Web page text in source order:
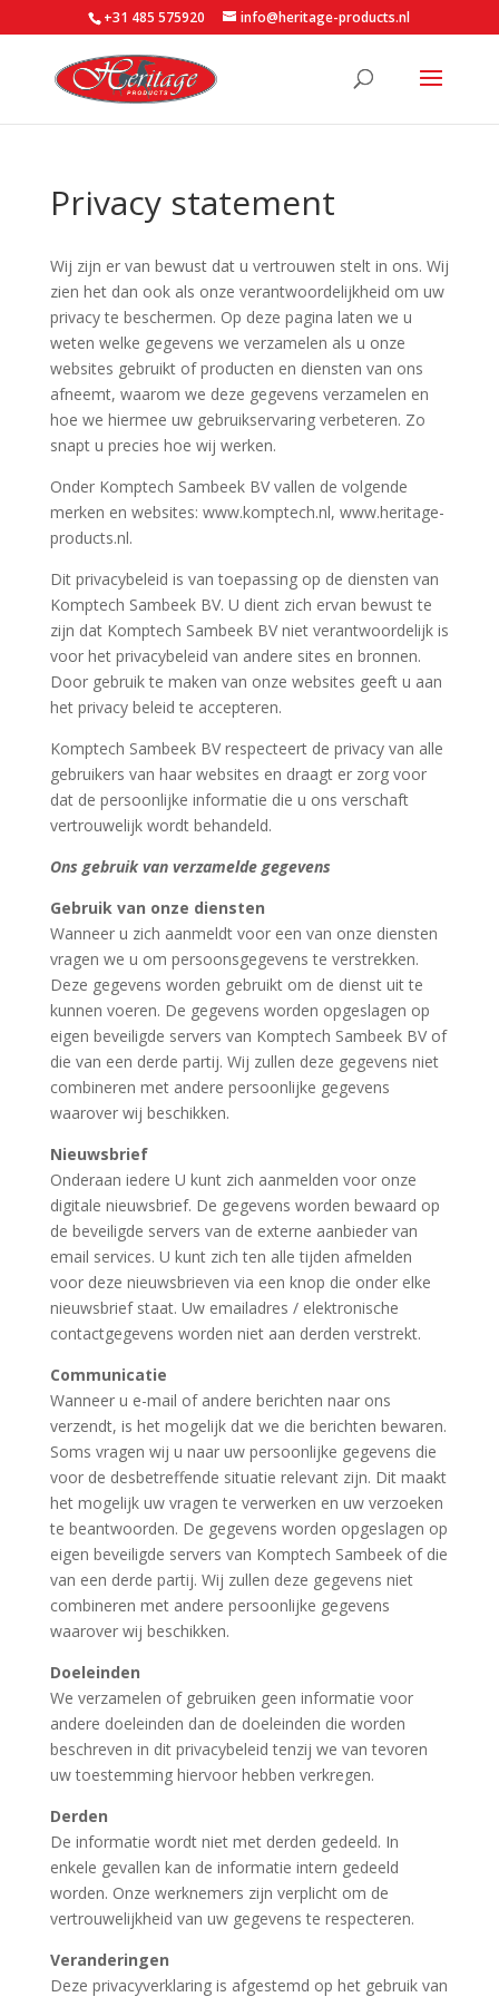
+31 485 575920 info@heritage-products.nl
Privacy statement
Wij zijn er van bewust dat u vertrouwen stelt in ons. Wij
zien het dan ook als onze verantwoordelijkheid om uw
privacy te beschermen. Op deze pagina laten we u
weten welke gegevens we verzamelen als u onze
websites gebruikt of producten en diensten van ons
afneemt, waarom we deze gegevens verzamelen en
hoe we hiermee uw gebruikservaring verbeteren. Zo
snapt u precies hoe wij werken.
Onder Komptech Sambeek BV vallen de volgende
merken en websites: www.komptech.nl, www.heritage-
products.nl.
Dit privacybeleid is van toepassing op de diensten van
Komptech Sambeek BV. U dient zich ervan bewust te
zijn dat Komptech Sambeek BV niet verantwoordelijk is
voor het privacybeleid van andere sites en bronnen.
Door gebruik te maken van onze websites geeft u aan
het privacy beleid te accepteren.
Komptech Sambeek BV respecteert de privacy van alle
gebruikers van haar websites en draagt er zorg voor
dat de persoonlijke informatie die u ons verschaft
vertrouwelijk wordt behandeld.
Ons gebruik van verzamelde gegevens
Gebruik van onze diensten
Wanneer u zich aanmeldt voor een van onze diensten
vragen we u om persoonsgegevens te verstrekken.
Deze gegevens worden gebruikt om de dienst uit te
kunnen voeren. De gegevens worden opgeslagen op
eigen beveiligde servers van Komptech Sambeek BV of
die van een derde partij. Wij zullen deze gegevens niet
combineren met andere persoonlijke gegevens
waarover wij beschikken.
Nieuwsbrief
Onderaan iedere U kunt zich aanmelden voor onze
digitale nieuwsbrief. De gegevens worden bewaard op
de beveiligde servers van de externe aanbieder van
email services. U kunt zich ten alle tijden afmelden
voor deze nieuwsbrieven via een knop die onder elke
nieuwsbrief staat. Uw emailadres / elektronische
contactgegevens worden niet aan derden verstrekt.
Communicatie
Wanneer u e-mail of andere berichten naar ons
verzendt, is het mogelijk dat we die berichten bewaren.
Soms vragen wij u naar uw persoonlijke gegevens die
voor de desbetreffende situatie relevant zijn. Dit maakt
het mogelijk uw vragen te verwerken en uw verzoeken
te beantwoorden. De gegevens worden opgeslagen op
eigen beveiligde servers van Komptech Sambeek of die
van een derde partij. Wij zullen deze gegevens niet
combineren met andere persoonlijke gegevens
waarover wij beschikken.
Doeleinden
We verzamelen of gebruiken geen informatie voor
andere doeleinden dan de doeleinden die worden
beschreven in dit privacybeleid tenzij we van tevoren
uw toestemming hiervoor hebben verkregen.
Derden
De informatie wordt niet met derden gedeeld. In
enkele gevallen kan de informatie intern gedeeld
worden. Onze werknemers zijn verplicht om de
vertrouwelijkheid van uw gegevens te respecteren.
Veranderingen
Deze privacyverklaring is afgestemd op het gebruik van